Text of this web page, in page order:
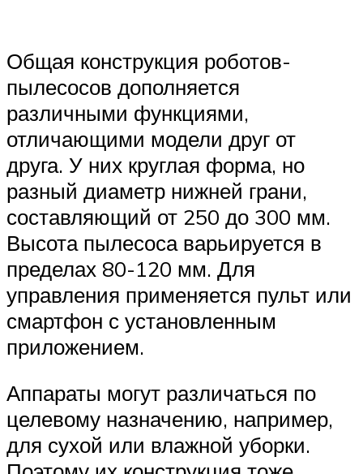
Общая конструкция роботов-
пылесосов дополняется
различными функциями,
отличающими модели друг от
друга. У них круглая форма, но
разный диаметр нижней грани,
составляющий от 250 до 300 мм.
Высота пылесоса варьируется в
пределах 80-120 мм. Для
управления применяется пульт или
смартфон с установленным
приложением.
Аппараты могут различаться по
целевому назначению, например,
для сухой или влажной уборки.